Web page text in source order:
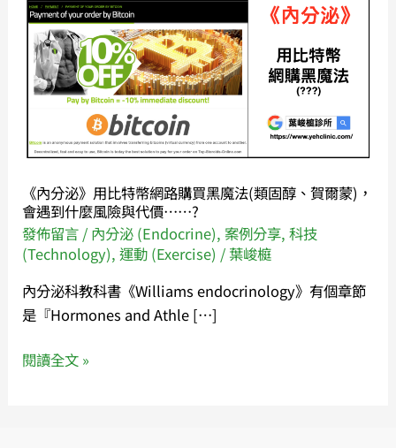
《內分泌》用比特幣網路購買黑魔法(類固醇、賀爾蒙)，
會遇到什麼風險與代價……?
發佈留言 / 內分泌 (Endocrine),案例分享,科技
(Technology),運動 (Exercise) / 葉峻榳
內分泌科教科書《Williams endocrinology》有個章節
是『Hormones and Athle […]
分
泌》
用
比
網
購
買
黑
法
(類
醇、
閱讀全文 »